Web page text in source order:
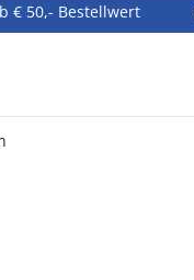
€ 50,- Bestellwert